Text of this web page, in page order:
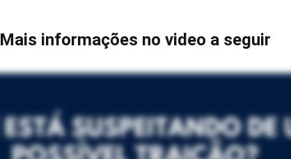
Mais informações no video a seguir